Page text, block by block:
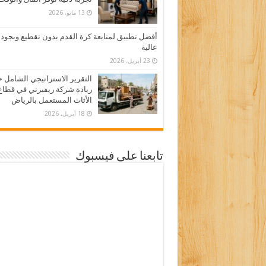
13 مايو، 2026
أفضل تطبيق لمتابعة كرة القدم بدون تقطيع
عالية
23 أبريل، 2026
التقرير الاستراتيجي
ريادة شركة ريفيرني في
الأثاث المستعمل بالرياض
18 أبريل، 2026
تابعنا على فيسبوك